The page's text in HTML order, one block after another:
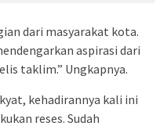
dari masyarakat kota.
aspirasi dari
taklim.” Ungkapnya.
kehadirannya kali ini
reses. Sudah